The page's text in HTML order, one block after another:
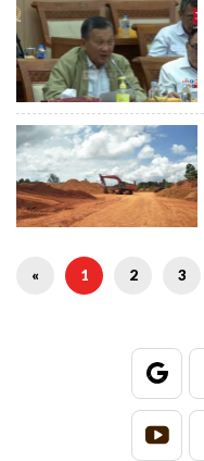
« 1 2 3